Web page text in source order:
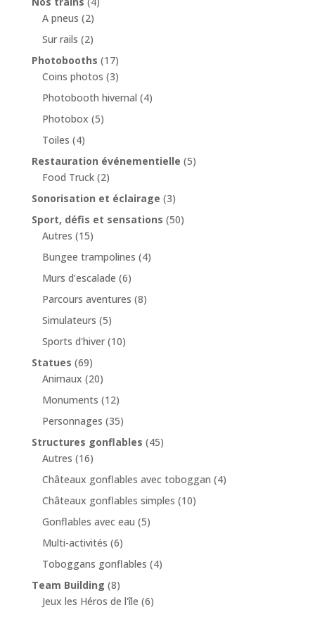
A pneus (2)
Sur rails (2)
Photobooths (17)
Coins photos (3)
Photobooth hivernal (4)
Photobox (5)
Toiles (4)
Restauration événementielle (5)
Food Truck (2)
Sonorisation et éclairage (3)
Sport, défis et sensations (50)
Autres (15)
Bungee trampolines (4)
Murs d’escalade (6)
Parcours aventures (8)
Simulateurs (5)
Sports d'hiver (10)
Statues (69)
Animaux (20)
Monuments (12)
Personnages (35)
Structures gonflables (45)
Autres (16)
Châteaux gonflables avec toboggan (4)
Châteaux gonflables simples (10)
Gonflables avec eau (5)
Multi-activités (6)
Toboggans gonflables (4)
Team Building (8)
Jeux les Héros de l'île (6)